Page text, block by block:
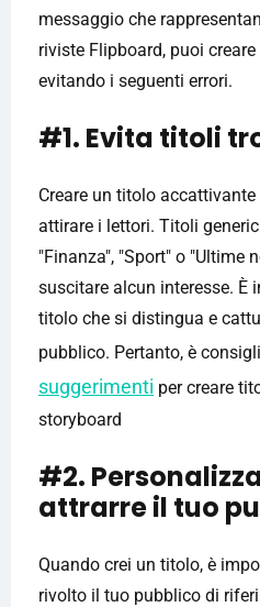
messaggio che
riviste Flipboard, puoi
evitando i seguenti errori.
#1. Evita titoli
Creare un titolo
attirare i lettori. Titoli
"Finanza", "Sport" o "Ultime
suscitare alcun interesse. È
titolo che si distingua e
pubblico. Pertanto, è
suggerimenti per creare
storyboard
#2.
attrarre il tuo
Quando crei un titolo, è
rivolto il tuo pubblico di